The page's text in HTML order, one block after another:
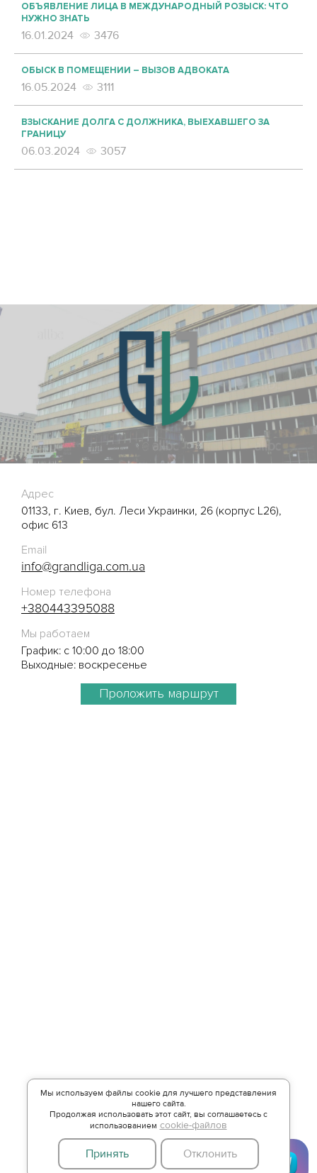
Мы используем файлы cookie для лучшего представления
нашего сайта.
Продолжая использовать этот сайт, вы соглашаетесь с
использованием cookie-файлов
Отклонить
Принять
ОБЪЯВЛЕНИЕ ЛИЦА В МЕЖДУНАРОДНЫЙ РОЗЫСК: ЧТО
НУЖНО ЗНАТЬ
16.01.2024 3476
ОБЫСК В ПОМЕЩЕНИИ – ВЫЗОВ АДВОКАТА
16.05.2024 3111
ВЗЫСКАНИЕ ДОЛГА С ДОЛЖНИКА, ВЫЕХАВШЕГО ЗА
ГРАНИЦУ
06.03.2024 3057
Адрес
01133, г. Киев, бул. Леси Украинки, 26 (корпус L26),
офис 613
Email
info@grandliga.com.ua
Номер телефона
+380443395088
Мы работаем
График: с 10:00 до 18:00
Выходные: воскресенье
Проложить маршрут